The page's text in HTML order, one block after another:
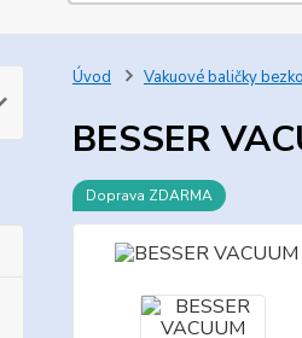
Úvod Vakuové baličky
BESSER
Doprava ZDARMA